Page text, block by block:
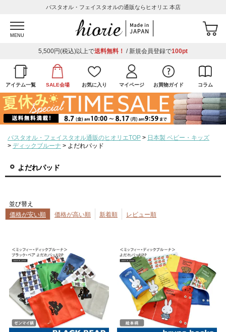
バスタオル・フェイスタオルの通販ならヒオリエ 本店
MENU
5,500円(税込)以上で送料無料！ / 新規会員登録で100pt
アイテム一覧 SALE会場 お気に入り マイページ お買物ガイド コラム
バスタオル・フェイスタオル通販のヒオリエTOP
日本製 ベビー・キッズ
ディックブルーナ
よだれパッド
よだれパッド
並び替え
価格が安い順
価格が高い順 新着順 レビュー順